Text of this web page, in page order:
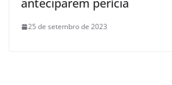
anteciparem perícia
25 de setembro de 2023